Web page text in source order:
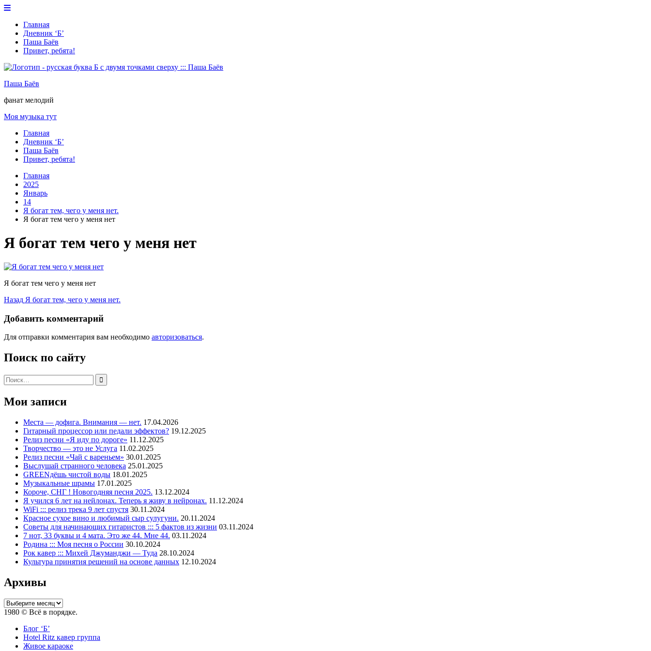
Перейти
содержимому
Главная
Дневник ‘Б’
Паша Баёв
Привет, ребята!
Паша Баёв
фанат мелодий
Моя музыка тут
Главная
Дневник ‘Б’
Паша Баёв
Привет, ребята!
Главная
2025
Январь
14
Я богат тем, чего у меня нет.
Я богат тем чего у меня нет
Я богат тем чего у меня нет
Я богат тем чего у меня нет
Навигация
по
записям
Назад Предыдущая
Я богат тем, чего у меня нет.
Добавить комментарий
Для отправки комментария вам необходимо авторизоваться.
Поиск по сайту
Поиск:
Мои записи
Места — дофига. Внимания — нет. 17.04.2026
Гитарный процессор или педали эффектов? 19.12.2025
Релиз песни «Я иду по дороге» 11.12.2025
Творчество — это не Услуга 11.02.2025
Релиз песни «Чай с вареньем» 30.01.2025
Выслушай странного человека 25.01.2025
GREENдёшь чистой воды 18.01.2025
Музыкальные шрамы 17.01.2025
Короче, СНГ ! Новогодняя песня 2025. 13.12.2024
Я учился 6 лет на нейлонах. Теперь я живу в нейронах. 11.12.2024
WiFi ::: релиз трека 9 лет спустя 30.11.2024
Красное сухое вино и любимый сыр сулугуни. 20.11.2024
Советы для начинающих гитаристов ::: 5 фактов из жизни 03.11.2024
7 нот, 33 буквы и 4 мата. Это же 44. Мне 44. 03.11.2024
Родина ::: Моя песня о России 30.10.2024
Рок кавер ::: Михей Джуманджи — Туда 28.10.2024
Культура принятия решений на основе данных 12.10.2024
Архивы
Архивы
1980 © Всё в порядке.
Блог ‘Б’
Hotel Ritz кавер группа
Живое караоке